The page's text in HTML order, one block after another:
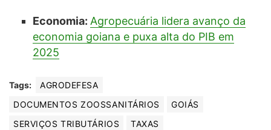
Economia: Agropecuária lidera avanço da
economia goiana e puxa alta do PIB em
2025
Tags:
AGRODEFESA
DOCUMENTOS ZOOSSANITÁRIOS
GOIÁS
SERVIÇOS TRIBUTÁRIOS
TAXAS